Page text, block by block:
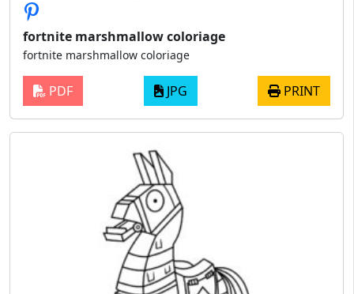
fortnite marshmallow coloriage
fortnite marshmallow coloriage
PDF JPG PRINT